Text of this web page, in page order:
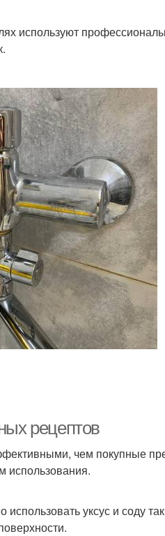
используют
рецептов
чем покупные
использования.
уксус и соду